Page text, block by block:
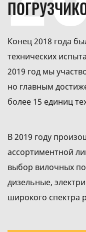
Конец 2018 года
технических
2019 год мы
но главным
более 15 единиц
В 2019 году
ассортиментной
выбор вилочных
дизельные,
широкого спектра